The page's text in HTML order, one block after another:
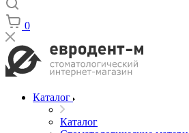
0
Каталог
Каталог